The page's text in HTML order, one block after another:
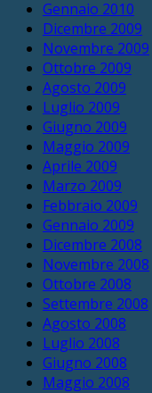
Gennaio 2010
Dicembre 2009
Novembre 2009
Ottobre 2009
Agosto 2009
Luglio 2009
Giugno 2009
Maggio 2009
Aprile 2009
Marzo 2009
Febbraio 2009
Gennaio 2009
Dicembre 2008
Novembre 2008
Ottobre 2008
Settembre 2008
Agosto 2008
Luglio 2008
Giugno 2008
Maggio 2008